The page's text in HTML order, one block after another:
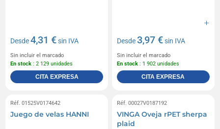
Desde4,31 €sin IVA
Sin incluir el marcado
En stock : 2 129 unidades
CITA EXPRESA
Desde3,97 €sin IVA
Sin incluir el marcado
En stock : 1 902 unidades
CITA EXPRESA
Réf. 01525V0174642
Juego de velas HANNI
Réf. 00027V0187192
VINGA Oveja rPET sherpa
plaid